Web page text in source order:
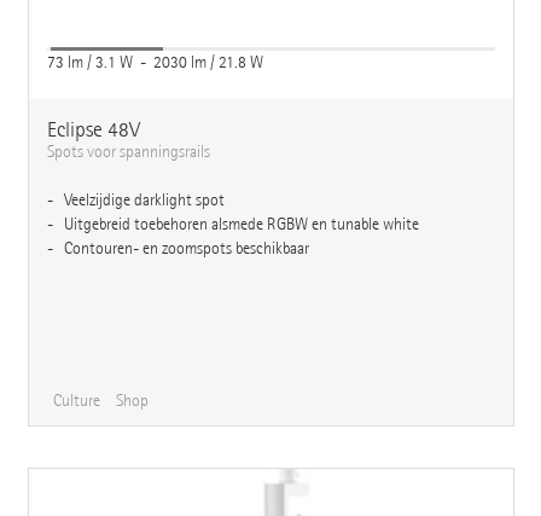
73 lm / 3.1 W - 2030 lm / 21.8 W
Eclipse 48V
Spots voor spanningsrails
Veelzijdige darklight spot
Uitgebreid toebehoren alsmede RGBW en tunable white
Contouren- en zoomspots beschikbaar
Culture Shop